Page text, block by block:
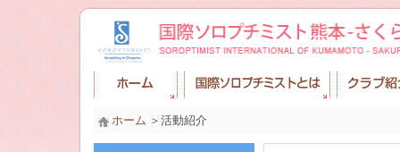
ホーム ＞活動紹介